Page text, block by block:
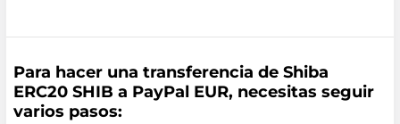
Para hacer una transferencia de Shiba
ERC20 SHIB a PayPal EUR, necesitas seguir
varios pasos: